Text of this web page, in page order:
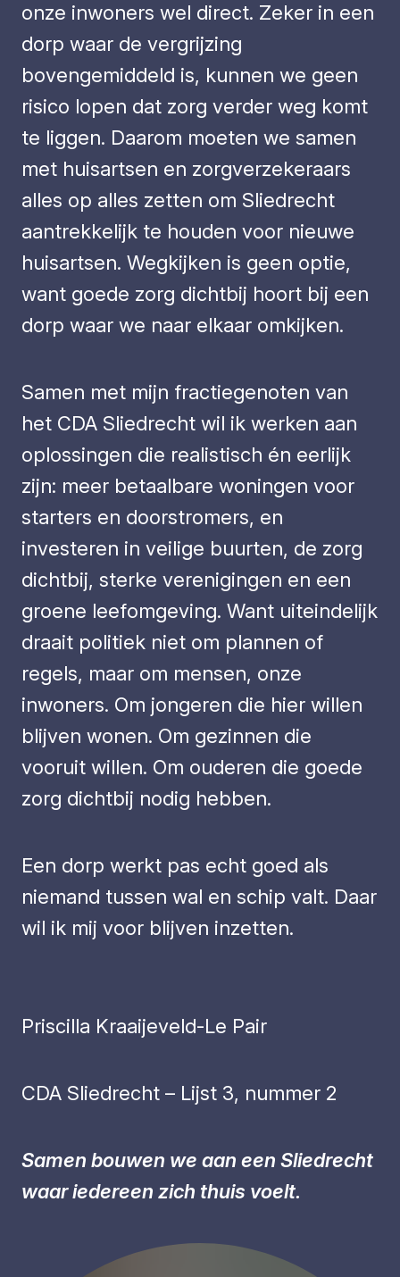
onze inwoners wel direct. Zeker in een
dorp waar de vergrijzing
bovengemiddeld is, kunnen we geen
risico lopen dat zorg verder weg komt
te liggen. Daarom moeten we samen
met huisartsen en zorgverzekeraars
alles op alles zetten om Sliedrecht
aantrekkelijk te houden voor nieuwe
huisartsen. Wegkijken is geen optie,
want goede zorg dichtbij hoort bij een
dorp waar we naar elkaar omkijken.
Samen met mijn fractiegenoten van
het CDA Sliedrecht wil ik werken aan
oplossingen die realistisch én eerlijk
zijn: meer betaalbare woningen voor
starters en doorstromers, en
investeren in veilige buurten, de zorg
dichtbij, sterke verenigingen en een
groene leefomgeving. Want uiteindelijk
draait politiek niet om plannen of
regels, maar om mensen, onze
inwoners. Om jongeren die hier willen
blijven wonen. Om gezinnen die
vooruit willen. Om ouderen die goede
zorg dichtbij nodig hebben.
Een dorp werkt pas echt goed als
niemand tussen wal en schip valt. Daar
wil ik mij voor blijven inzetten.
Priscilla Kraaijeveld-Le Pair
CDA Sliedrecht – Lijst 3, nummer 2
Samen bouwen we aan een Sliedrecht
waar iedereen zich thuis voelt.